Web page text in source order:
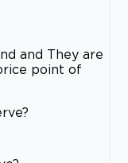
and They are
point of